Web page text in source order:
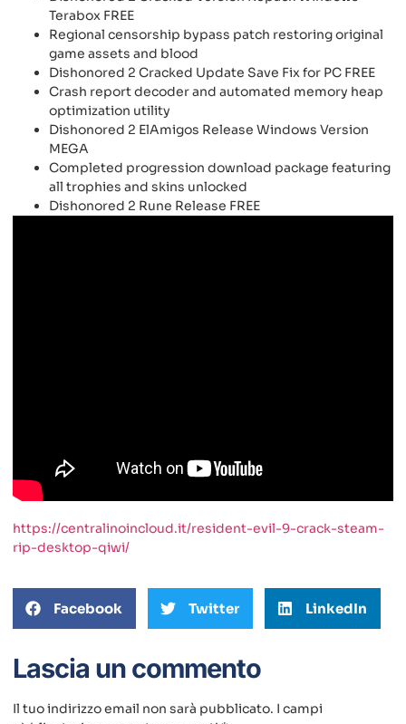
Terabox FREE
Regional censorship bypass patch restoring original
game assets and blood
Dishonored 2 Cracked Update Save Fix for PC FREE
Crash report decoder and automated memory heap
optimization utility
Dishonored 2 ElAmigos Release Windows Version
MEGA
Completed progression download package featuring
all trophies and skins unlocked
Dishonored 2 Rune Release FREE
https://centralinoincloud.it/resident-evil-9-crack-steam-
rip-desktop-qiwi/
Facebook Twitter LinkedIn
Lascia un commento
Il tuo indirizzo email non sarà pubblicato. I campi